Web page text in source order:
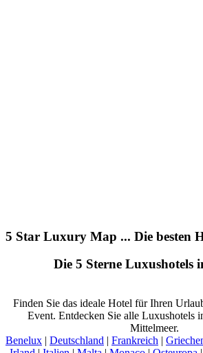
5 Star Luxury Map ... Die besten
Die 5 Sterne Luxushotels
Finden Sie das ideale Hotel für Ihren
Event. Entdecken Sie alle Luxushotels
Mittelmeer.
Benelux | Deutschland | Frankreich |